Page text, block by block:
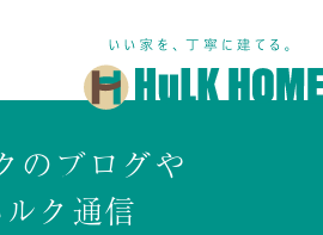
のブログや
ク通信